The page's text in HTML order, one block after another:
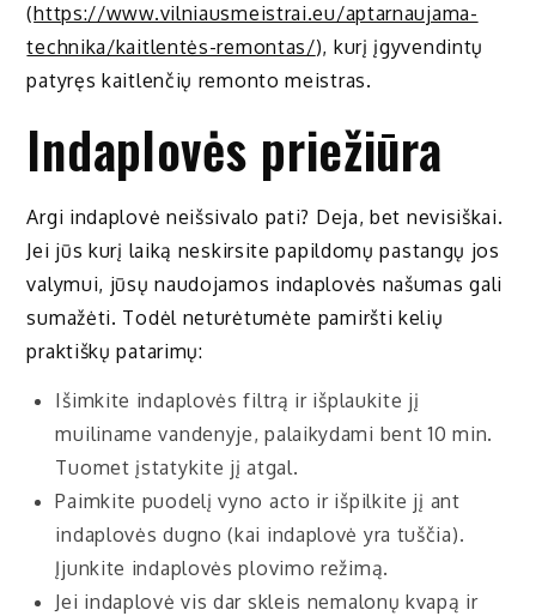
(https://www.vilniausmeistrai.eu/aptarnaujama-
technika/kaitlentės-remontas/), kurį įgyvendintų
patyręs kaitlenčių remonto meistras.
Indaplovės priežiūra
Argi indaplovė neišsivalo pati? Deja, bet nevisiškai.
Jei jūs kurį laiką neskirsite papildomų pastangų jos
valymui, jūsų naudojamos indaplovės našumas gali
sumažėti. Todėl neturėtumėte pamiršti kelių
praktiškų patarimų:
Išimkite indaplovės filtrą ir išplaukite jį
muiliname vandenyje, palaikydami bent 10 min.
Tuomet įstatykite jį atgal.
Paimkite puodelį vyno acto ir išpilkite jį ant
indaplovės dugno (kai indaplovė yra tuščia).
Įjunkite indaplovės plovimo režimą.
Jei indaplovė vis dar skleis nemalonų kvapą ir